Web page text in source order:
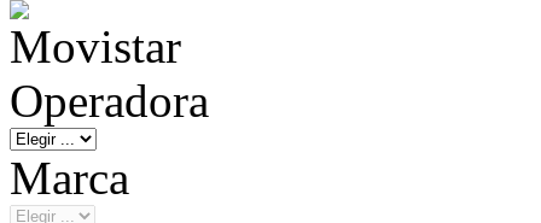
Operadora
Marca